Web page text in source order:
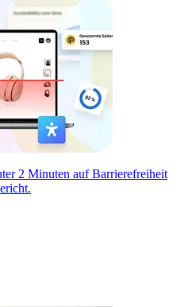
2 Minuten auf Barrierefreiheit